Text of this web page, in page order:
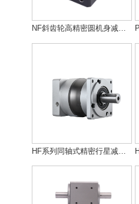
NF斜齿轮高精密圆机身减速机 NF斜齿轮高精密圆机身减速机